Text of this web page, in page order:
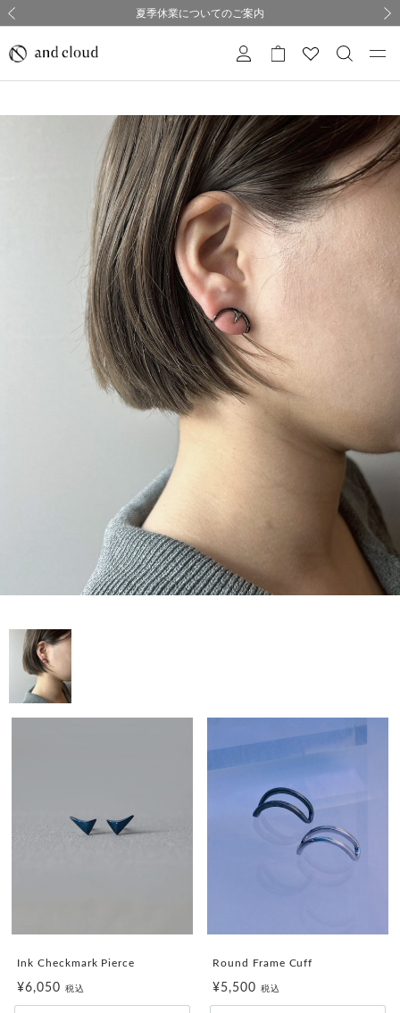
採用のご案内
熊本県熊本地方を震源とする地震の影響について
夏季休業についてのご案内
購入証明書ペーパーレス化のお知らせ
採用のご案内
熊本県熊本地方を震源とする地震の影響について
Ink Checkmark Pierce
¥6,050 税込
Round Frame Cuff
¥5,500 税込